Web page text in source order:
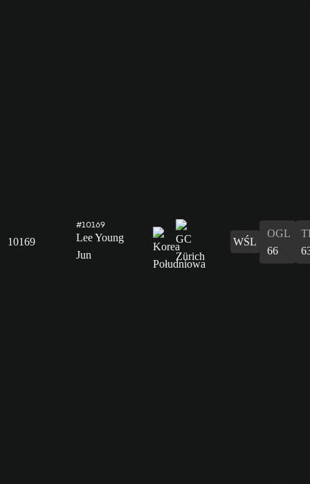
10169
#10169
Lee Young
Jun
WŚL
OGL
66